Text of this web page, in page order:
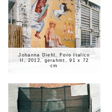
Johanna Diehl, Foro Italico
II, 2012, gerahmt, 91 x 72
cm